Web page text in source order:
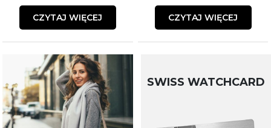
CZYTAJ WIĘCEJ CZYTAJ WIĘCEJ
SWISS WATCHCARD